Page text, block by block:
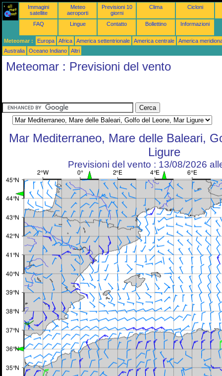
Immagini
satellite
Meteo
aeroporti
Previsioni 10
giorni
Clima Cicloni
FAQ Lingue Contatto Bollettino Informazioni
Meteomar : Europa Africa America settentrionale America centrale
America
Australia
Oceano Indiano Altri
Meteomar : Previsioni del vento
Mar Mediterraneo, Mare delle Baleari,
Ligure
Previsioni del vento : 13/08/2026